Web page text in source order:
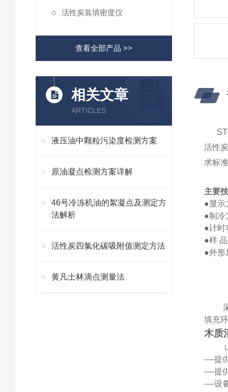
活性炭装填密度仪
查看全部产品 >>
相关文章
ARTICLES
液压油中颗粒污染度检测方案
原油凝点检测方案详解
46号冷冻机油的絮凝点及测定方
法解析
活性炭四氯化碳吸附值测定方法
黄凡士林滴点测量法
ST-
活性
求标
主要
●显示
●制冷
●计时
●样
●外形
填充
木质
----提
----提
----设